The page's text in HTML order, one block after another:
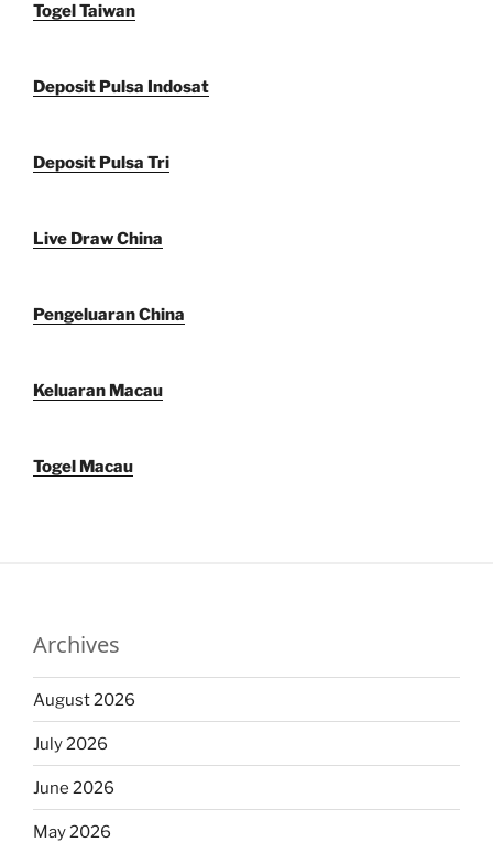
Togel Taiwan
Deposit Pulsa Indosat
Deposit Pulsa Tri
Live Draw China
Pengeluaran China
Keluaran Macau
Togel Macau
Archives
August 2026
July 2026
June 2026
May 2026